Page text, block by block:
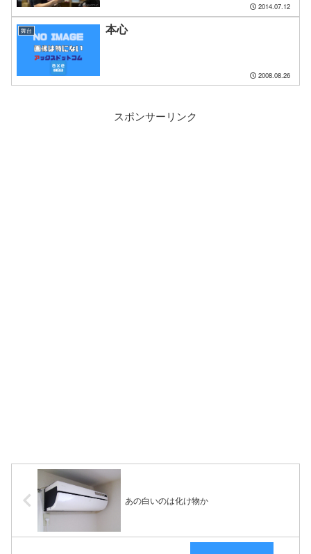
2014.07.12
舞台 本心
2008.08.26
スポンサーリンク
あの白いのは化け物か